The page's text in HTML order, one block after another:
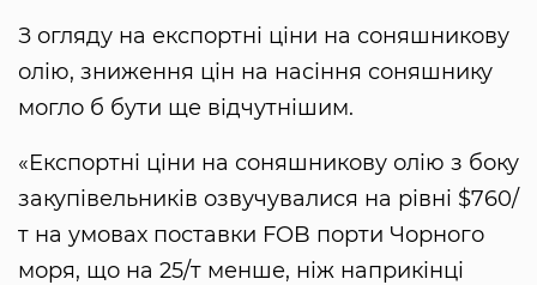
З огляду на експортні ціни на соняшникову
олію, зниження цін на насіння соняшнику
могло б бути ще відчутнішим.
«Експортні ціни на соняшникову олію з боку
закупівельників озвучувалися на рівні $760/
т на умовах поставки FOB порти Чорного
моря, що на 25/т менше, ніж наприкінці